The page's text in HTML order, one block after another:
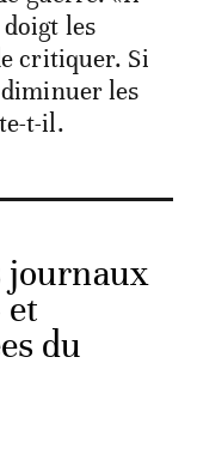
les
critiquer. Si
les
t-il.
journaux
et
du